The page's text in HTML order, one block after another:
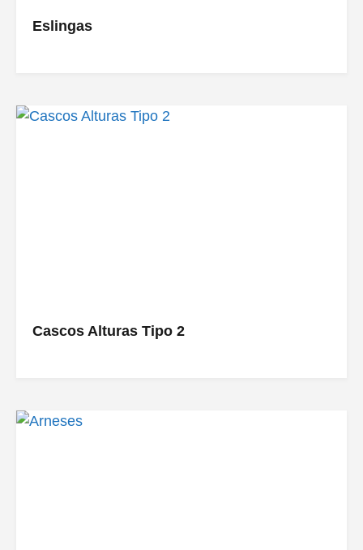
Eslingas
Cascos Alturas Tipo 2